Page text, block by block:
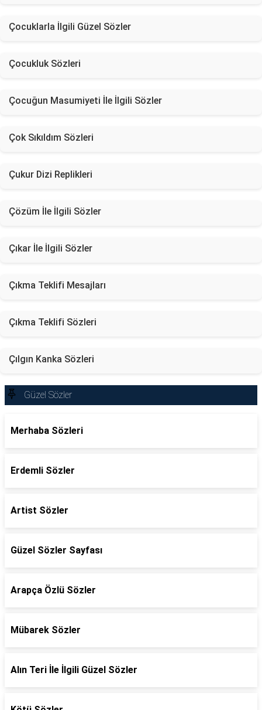
Çocuklarla İlgili Güzel Sözler
Çocukluk Sözleri
Çocuğun Masumiyeti İle İlgili Sözler
Çok Sıkıldım Sözleri
Çukur Dizi Replikleri
Çözüm İle İlgili Sözler
Çıkar İle İlgili Sözler
Çıkma Teklifi Mesajları
Çıkma Teklifi Sözleri
Çılgın Kanka Sözleri
Güzel Sözler
Merhaba Sözleri
Erdemli Sözler
Artist Sözler
Güzel Sözler Sayfası
Arapça Özlü Sözler
Mübarek Sözler
Alın Teri İle İlgili Güzel Sözler